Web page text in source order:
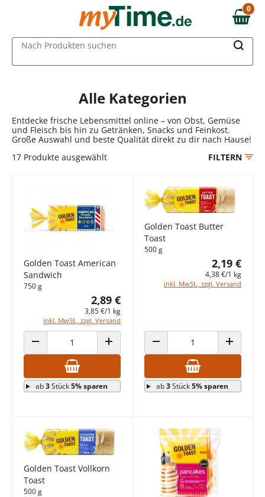
Zum Hauptinhalt springen
Zur Navigation springen
Zur Suche springen
0,00 €
0
Nach Produkten suchen
Alle Kategorien
Entdecke frische Lebensmittel online – von Obst, Gemüse
und Fleisch bis hin zu Getränken, Snacks und Feinkost.
Große Auswahl und beste Qualität direkt zu dir nach Hause!
17 Produkte ausgewählt FILTERN
Golden Toast American
Sandwich
750 g
2,89 €
3,85 €/1 kg
inkl. MwSt., zzgl. Versand
ANZAHL VERRINGERN ANZAHL ERHÖHEN
ab3Stück5% sparen
Golden Toast Butter
Toast
500 g
2,19 €
4,38 €/1 kg
inkl. MwSt., zzgl. Versand
ANZAHL VERRINGERN ANZAHL
ab3Stück5% sparen
Golden Toast Vollkorn
Toast
500 g